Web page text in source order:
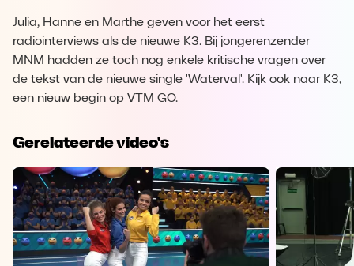
Julia, Hanne en Marthe geven voor het eerst
radiointerviews als de nieuwe K3. Bij jongerenzender
MNM hadden ze toch nog enkele kritische vragen over
de tekst van de nieuwe single 'Waterval'. Kijk ook naar K3,
een nieuw begin op VTM GO.
Gerelateerde video's